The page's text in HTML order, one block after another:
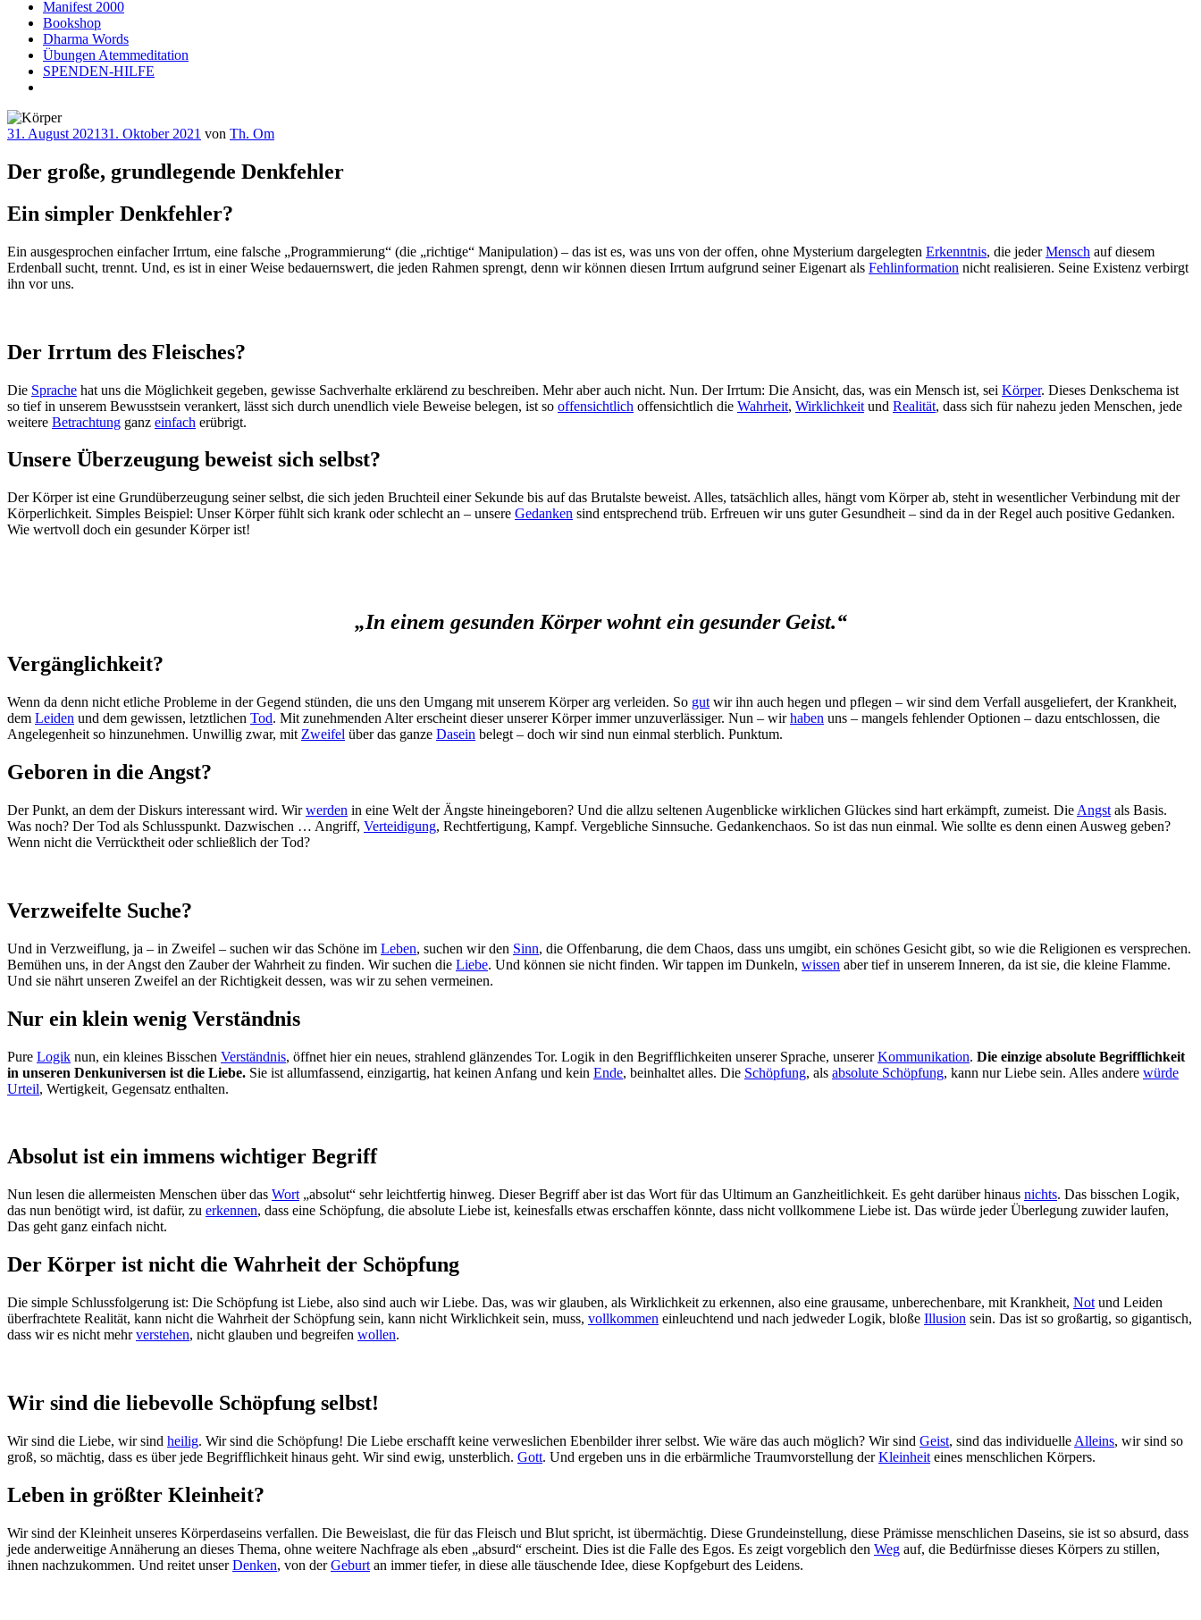
Manifest 2000
Bookshop
Dharma Words
Übungen Atemmeditation
SPENDEN-HILFE
Veröffentlicht
31. August 202131. Oktober 2021 von Th. Om
Der große, grundlegende Denkfehler
Ein simpler Denkfehler?
Ein ausgesprochen einfacher Irrtum, eine falsche „Programmierung“ (die „richtige“ Manipulation) – das ist es, was uns von der offen, ohne Mysterium dargelegten Erkenntnis, die jederMensch auf diesem
Erdenball sucht, trennt. Und, es ist in einer Weise bedauernswert, die jeden Rahmen sprengt, denn wir können diesen Irrtum aufgrund seiner Eigenart als Fehlinformation nicht realisieren. Seine Existenz verbirgt
ihn vor uns.
Der Irrtum des Fleisches?
Die Sprache hat uns die Möglichkeit gegeben, gewisse Sachverhalte erklärend zu beschreiben. Mehr aber auch nicht. Nun. Der Irrtum: Die Ansicht, das, was ein Mensch ist, sei Körper. Dieses Denkschema ist
so tief in unserem Bewusstsein verankert, lässt sich durch unendlich viele Beweise belegen, ist so offensichtlich offensichtlich die Wahrheit, Wirklichkeit und Realität, dass sich für nahezu jeden Menschen, jede
weitere Betrachtung ganz einfach erübrigt.
Unsere Überzeugung beweist sich selbst?
Der Körper ist eine Grundüberzeugung seiner selbst, die sich jeden Bruchteil einer Sekunde bis auf das Brutalste beweist. Alles, tatsächlich alles, hängt vom Körper ab, steht in wesentlicher Verbindung mit der
Körperlichkeit. Simples Beispiel: Unser Körper fühlt sich krank oder schlecht an – unsere Gedanken sind entsprechend trüb. Erfreuen wir uns guter Gesundheit – sind da in der Regel auch positive Gedanken.
Wie wertvoll doch ein gesunder Körper ist!
„In einem gesunden Körper wohnt ein gesunder Geist.“
Vergänglichkeit?
Wenn da denn nicht etliche Probleme in der Gegend stünden, die uns den Umgang mit unserem Körper arg verleiden. So gut wir ihn auch hegen und pflegen – wir sind dem Verfall ausgeliefert, der Krankheit,
dem Leiden und dem gewissen, letztlichen Tod. Mit zunehmenden Alter erscheint dieser unserer Körper immer unzuverlässiger. Nun – wirhaben uns – mangels fehlender Optionen – dazu entschlossen, die
Angelegenheit so hinzunehmen. Unwillig zwar, mit Zweifel über das ganze Dasein belegt – doch wir sind nun einmal sterblich. Punktum.
Geboren in die Angst?
Der Punkt, an dem der Diskurs interessant wird. Wirwerden in eine Welt der Ängste hineingeboren? Und die allzu seltenen Augenblicke wirklichen Glückes sind hart erkämpft, zumeist. Die Angst als Basis.
Was noch? Der Tod als Schlusspunkt. Dazwischen … Angriff, Verteidigung, Rechtfertigung, Kampf. Vergebliche Sinnsuche. Gedankenchaos. So ist das nun einmal. Wie sollte es denn einen Ausweg geben?
Wenn nicht die Verrücktheit oder schließlich der Tod?
Verzweifelte Suche?
Und in Verzweiflung, ja – in Zweifel – suchen wir das Schöne im Leben, suchen wir den Sinn, die Offenbarung, die dem Chaos, dass uns umgibt, ein schönes Gesicht gibt, so wie die Religionen es versprechen.
Bemühen uns, in der Angst den Zauber der Wahrheit zu finden. Wir suchen die Liebe. Und können sie nicht finden. Wir tappen im Dunkeln, wissen aber tief in unserem Inneren, da ist sie, die kleine Flamme.
Und sie nährt unseren Zweifel an der Richtigkeit dessen, was wir zu sehen vermeinen.
Nur ein klein wenig Verständnis
Pure Logik nun, ein kleines Bisschen Verständnis, öffnet hier ein neues, strahlend glänzendes Tor. Logik in den Begrifflichkeiten unserer Sprache, unsererKommunikation. Die einzige absolute Begrifflichkeit
in unseren Denkuniversen ist die Liebe. Sie ist allumfassend, einzigartig, hat keinen Anfang und kein Ende, beinhaltet alles. Die Schöpfung, als absolute Schöpfung, kann nur Liebe sein. Alles andere würde
Urteil, Wertigkeit, Gegensatz enthalten.
Absolut ist ein immens wichtiger Begriff
Nun lesen die allermeisten Menschen über das Wort „absolut“ sehr leichtfertig hinweg. Dieser Begriff aber ist das Wort für das Ultimum an Ganzheitlichkeit. Es geht darüber hinaus nichts. Das bisschen Logik,
das nun benötigt wird, ist dafür, zu erkennen, dass eine Schöpfung, die absolute Liebe ist, keinesfalls etwas erschaffen könnte, dass nicht vollkommene Liebe ist. Das würde jeder Überlegung zuwider laufen,
Das geht ganz einfach nicht.
Der Körper ist nicht die Wahrheit der Schöpfung
Die simple Schlussfolgerung ist: Die Schöpfung ist Liebe, also sind auch wir Liebe. Das, was wir glauben, als Wirklichkeit zu erkennen, also eine grausame, unberechenbare, mit Krankheit, Not und Leiden
überfrachtete Realität, kann nicht die Wahrheit der Schöpfung sein, kann nicht Wirklichkeit sein, muss, vollkommen einleuchtend und nach jedweder Logik, bloße Illusion sein. Das ist so großartig, so gigantisch,
dass wir es nicht mehrverstehen, nicht glauben und begreifen wollen.
Wir sind die liebevolle Schöpfung selbst!
Wir sind die Liebe, wir sind heilig. Wir sind die Schöpfung! Die Liebe erschafft keine verweslichen Ebenbilder ihrer selbst. Wie wäre das auch möglich? Wir sind Geist, sind das individuelle Alleins, wir sind so
groß, so mächtig, dass es über jede Begrifflichkeit hinaus geht. Wir sind ewig, unsterblich. Gott. Und ergeben uns in die erbärmliche Traumvorstellung derKleinheit eines menschlichen Körpers.
Leben in größter Kleinheit?
Wir sind der Kleinheit unseres Körperdaseins verfallen. Die Beweislast, die für das Fleisch und Blut spricht, ist übermächtig. Diese Grundeinstellung, diese Prämisse menschlichen Daseins, sie ist so absurd, dass
jede anderweitige Annäherung an dieses Thema, ohne weitere Nachfrage als eben „absurd“ erscheint. Dies ist die Falle des Egos. Es zeigt vorgeblich den Weg auf, die Bedürfnisse dieses Körpers zu stillen,
ihnen nachzukommen. Und reitet unserDenken, von derGeburt an immer tiefer, in diese alle täuschende Idee, diese Kopfgeburt des Leidens.